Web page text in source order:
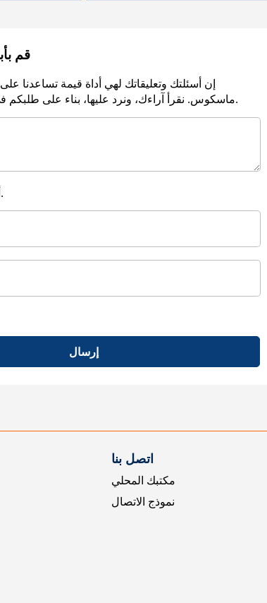
قم
إن أسئلتك وتعليقاتك لهي أداة قيمة تساعدنا
ماسكوس. نقرأ آراءك، ونرد عليها، بناء على طلبكم في أسرع وقت ممكن.
أريد ردًا على رأيي.
إرسال
اتصل بنا
مكتبك المحلي
نموذج الاتصال